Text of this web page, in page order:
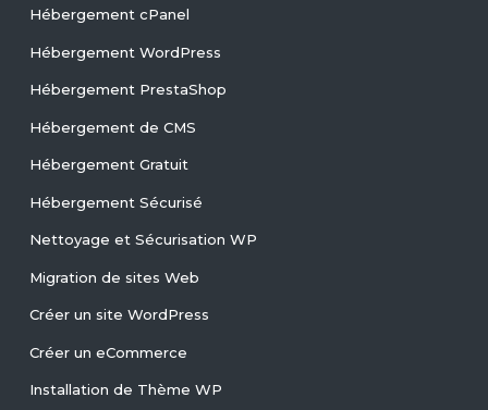
Hébergement cPanel
Hébergement WordPress
Hébergement PrestaShop
Hébergement de CMS
Hébergement Gratuit
Hébergement Sécurisé
Nettoyage et Sécurisation WP
Migration de sites Web
Créer un site WordPress
Créer un eCommerce
Installation de Thème WP